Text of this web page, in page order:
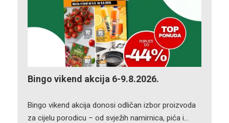
Bingo vikend akcija 6-9.8.2026.
Bingo vikend akcija donosi odličan izbor proizvoda
za cijelu porodicu – od svježih namirnica, pića i…